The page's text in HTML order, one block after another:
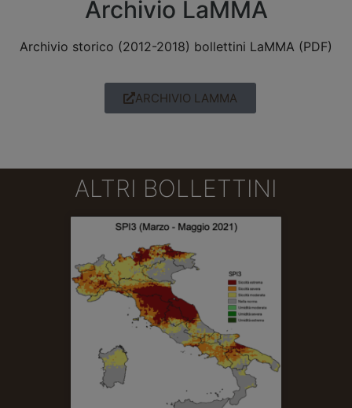
Archivio LaMMA
Archivio storico (2012-2018) bollettini LaMMA (PDF)
ARCHIVIO LAMMA
ALTRI BOLLETTINI